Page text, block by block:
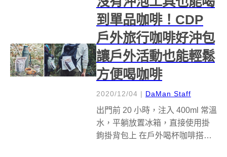
到單品咖啡！CDP
戶外旅行咖啡好沖包
讓戶外活動也能輕鬆
方便喝咖啡
2020/12/04 | DaMan Staff
出門前 20 小時，注入 400ml 常溫
水，平躺放置冰箱，直接使用掛
鉤掛背包上 在戶外喝杯咖啡搭配